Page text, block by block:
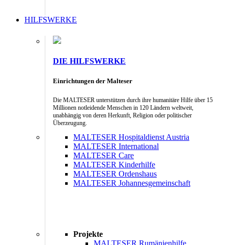
HILFSWERKE
DIE HILFSWERKE
Einrichtungen der Malteser
Die MALTESER unterstützen durch ihre humanitäre Hilfe über 15
Millionen notleidende Menschen in 120 Ländern weltweit,
unabhängig von deren Herkunft, Religion oder politischer
Überzeugung.
MALTESER Hospitaldienst Austria
MALTESER International
MALTESER Care
MALTESER Kinderhilfe
MALTESER Ordenshaus
MALTESER Johannesgemeinschaft
Projekte
MALTESER Rumänienhilfe